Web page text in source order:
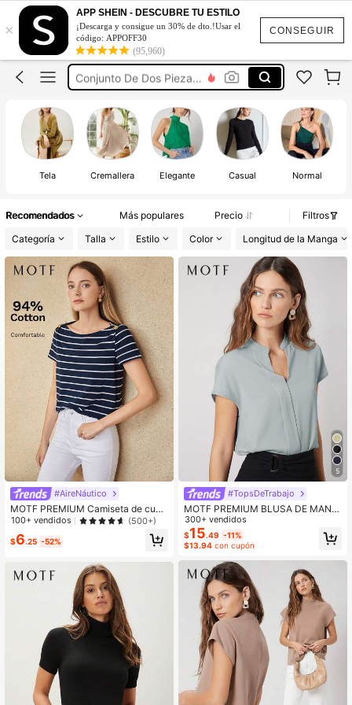
CONSEGUIR
×
APP SHEIN - DESCUBRE TU ESTILO
¡Descarga y consigue un 30% de dto.!Usar el
código: APPOFF30
(95,960)
Pantalones De Mujer
Vestidos Elegantes De Mujer
Blusas Bonitas De Mujer
Conjunto De Dos Piezas Mujer
Pantalones De Mujer
Vestidos Elegantes De Mujer
Tela Cremallera Elegante Casual Normal
Recomendados Más populares Precio
Filtros
Categoría
Talla Estilo Color Longitud de la Manga
#AireNáutico
MOTF PREMIUM Camiseta de cuell
o barco
100+ vendidos (500+)
$6.25 -52%
5
#TopsDeTrabajo
MOTF PREMIUM BLUSA DE MANG
A MURCIÉLAGO RECTA
300+ vendidos
$15.49 -11%
$13.94 con cupón